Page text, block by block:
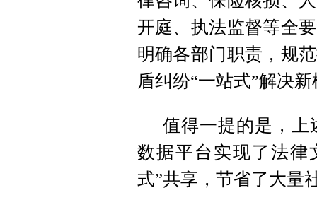
开庭、执法监督等全
明确各部门职责，规
盾纠纷“一站式”解决
值得一提的是，上
数据平台实现了法律
式”共享，节省了大量